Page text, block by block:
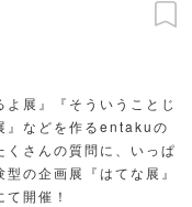
よ展』『そういうことじ
』などを作るentakuの
くさんの質問に、いっぱ
の企画展『はてな展』
開催！